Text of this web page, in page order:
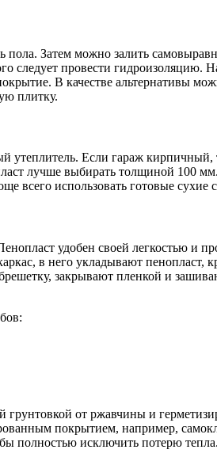
пола. Затем можно залить
следует провести гидроизоляцию.
В качестве альтернативы
плитку.
Если гараж кирпичный,
лучше выбирать толщиной 100
всего использовать готовые сухие
удобен своей легкостью и
в него укладывают пенопласт,
закрывают пленкой и
от ржавчины и
покрытием, например,
полностью исключить потерю тепла.